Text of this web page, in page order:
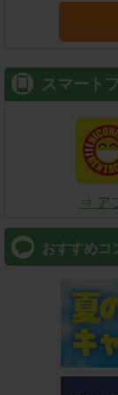
スマート
⇒ ア
おすすめコ